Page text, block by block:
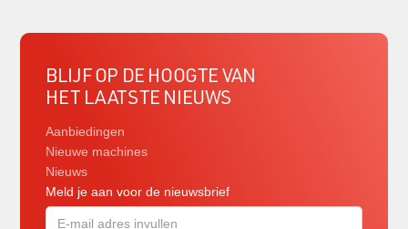
BLIJF OP DE HOOGTE VAN
HET LAATSTE NIEUWS
Aanbiedingen
Nieuwe machines
Nieuws
Meld je aan voor de nieuwsbrief